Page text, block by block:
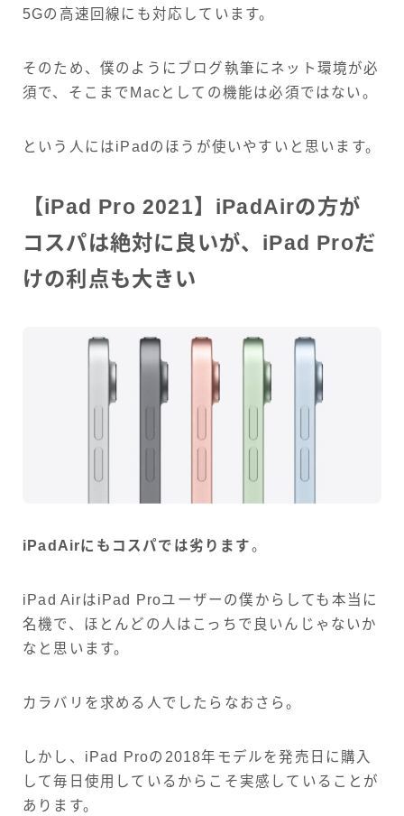
5Gの高速回線にも対応しています。
そのため、僕のようにブログ執筆にネット環境が必
須で、そこまでMacとしての機能は必須ではない。
という人にはiPadのほうが使いやすいと思います。
【iPad Pro 2021】iPadAirの方が
コスパは絶対に良いが、iPad Proだ
けの利点も大きい
iPadAirにもコスパでは劣ります。
iPad AirはiPad Proユーザーの僕からしても本当に
名機で、ほとんどの人はこっちで良いんじゃないか
なと思います。
カラバリを求める人でしたらなおさら。
しかし、iPad Proの2018年モデルを発売日に購入
して毎日使用しているからこそ実感していることが
あります。